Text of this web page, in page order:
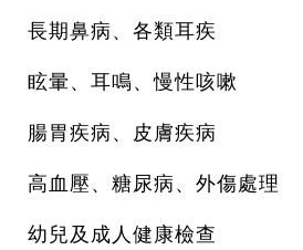
長期鼻病、各類耳疾
眩暈、耳鳴、慢性咳嗽
腸胃疾病、皮膚疾病
高血壓、糖尿病、外傷處理
幼兒及成人健康檢查